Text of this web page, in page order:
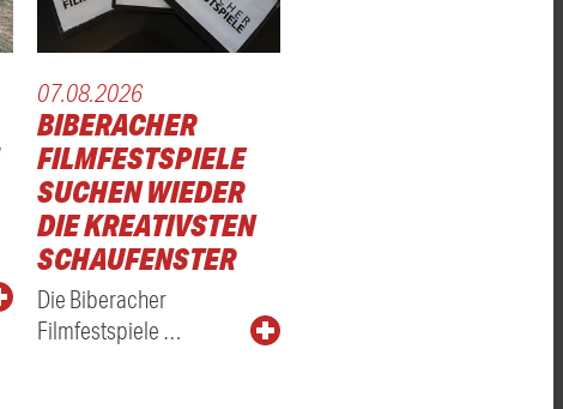
07.08.2026
BIBERACHER
FILMFESTSPIELE
SUCHEN WIEDER
DIE KREATIVSTEN
SCHAUFENSTER
Die Biberacher
Filmfestspiele …